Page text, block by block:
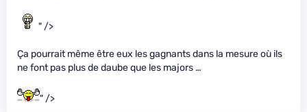
" />
Ça pourrait même être eux les gagnants dans la mesure où ils
ne font pas plus de daube que les majors …
" />